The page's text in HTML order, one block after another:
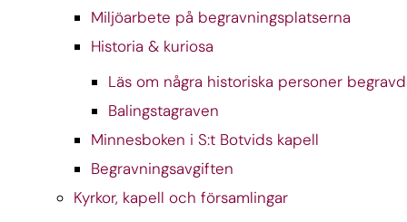
Miljöarbete på begravningsplatserna
Historia & kuriosa
Läs om några historiska personer
Balingstagraven
Minnesboken i S:t Botvids kapell
Begravningsavgiften
Kyrkor, kapell och församlingar